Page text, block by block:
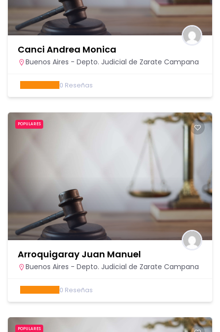
Canci Andrea Monica
Buenos Aires - Depto. Judicial de Zarate Campana
0 Reseñas
POPULARES
Arroquigaray Juan Manuel
Buenos Aires - Depto. Judicial de Zarate Campana
0 Reseñas
POPULARES